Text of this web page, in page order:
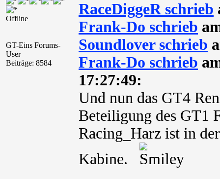
Offline
GT-Eins Forums-
User
Beiträge: 8584
RaceDiggeR schrieb
Frank-Do schrieb
Soundlover schrieb
Frank-Do schrieb
17:27:49:
Und nun das GT4
Beteiligung des GT1
Racing_Harz ist in
Kabine.